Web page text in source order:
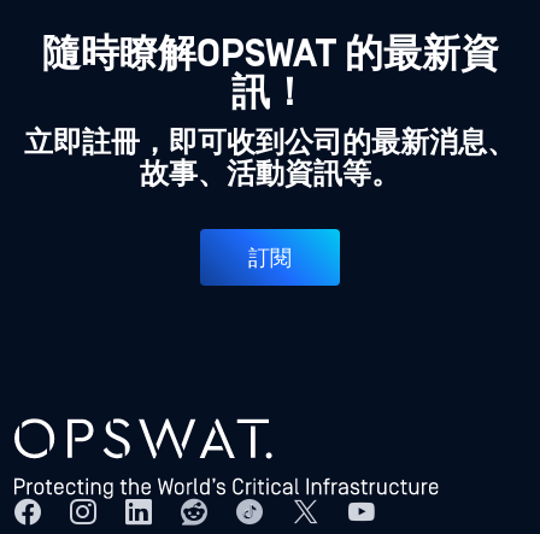
隨時瞭解OPSWAT 的最新資
訊！
立即註冊，即可收到公司的最新消息、
故事、活動資訊等。
訂閱